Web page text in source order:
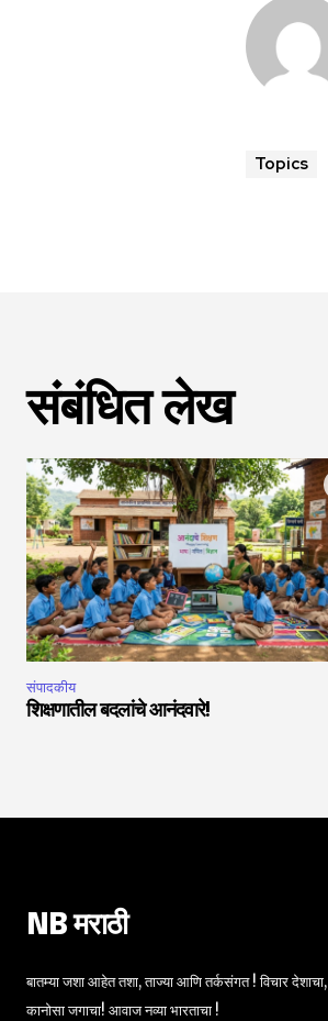
Topics
संबंधित लेख
संपादकीय
शिक्षणातील बदलांचे आनंदवारे!
NB मराठी
बातम्या जशा आहेत तशा, ताज्या आणि तर्कसंगत ! विचार देशाचा,
कानोसा जगाचा! आवाज नव्या भारताचा !